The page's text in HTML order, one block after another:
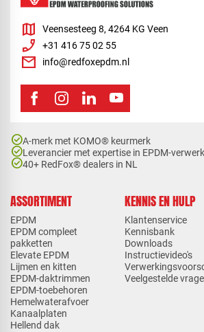
ASSORTIMENT
EPDM
EPDM compleet
pakketten
Elevate EPDM
Lijmen en kitten
EPDM-daktrimmen
EPDM-toebehoren
Hemelwaterafvoer
Kanaalplaten
Hellend dak
KENNIS EN HULP
Klantenservice
Kennisbank
Downloads
Instructievideo's
Veelgestelde
map Veensesteeg 8, 4264 KG Veen
phone_enabled +31 416 75 02 55
mail info@redfoxepdm.nl
check_circleA-merk met KOMO® keurmerk
check_circleLeverancier met expertise in EPDM-
check_circle40+ RedFox® dealers in NL